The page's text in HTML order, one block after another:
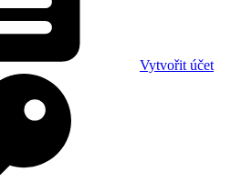
Vytvořit účet